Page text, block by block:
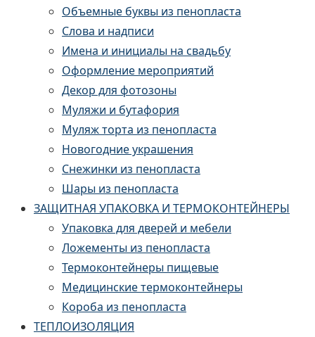
Объемные буквы из пенопласта
Слова и надписи
Имена и инициалы на свадьбу
Оформление мероприятий
Декор для фотозоны
Муляжи и бутафория
Муляж торта из пенопласта
Новогодние украшения
Снежинки из пенопласта
Шары из пенопласта
ЗАЩИТНАЯ УПАКОВКА И ТЕРМОКОНТЕЙНЕРЫ
Упаковка для дверей и мебели
Ложементы из пенопласта
Термоконтейнеры пищевые
Медицинские термоконтейнеры
Короба из пенопласта
ТЕПЛОИЗОЛЯЦИЯ